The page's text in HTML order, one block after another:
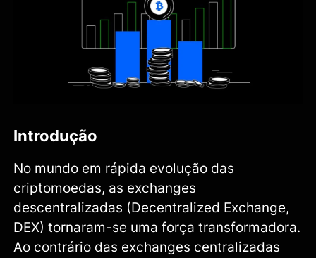
Introdução
No mundo em rápida evolução das
criptomoedas, as exchanges
descentralizadas (Decentralized Exchange,
DEX) tornaram-se uma força transformadora.
Ao contrário das exchanges centralizadas